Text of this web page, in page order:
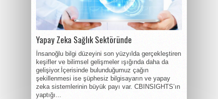
Yapay Zeka Sağlık Sektöründe
İnsanoğlu bilgi düzeyini son yüzyılda gerçekleştiren
keşifler ve bilimsel gelişmeler ışığında daha da
gelişiyor.İçerisinde bulunduğumuz çağın
şekillenmesi ise şüphesiz bilgisayarın ve yapay
zeka sistemlerinin büyük payı var. CBINSIGHTS’ın
yaptığı...